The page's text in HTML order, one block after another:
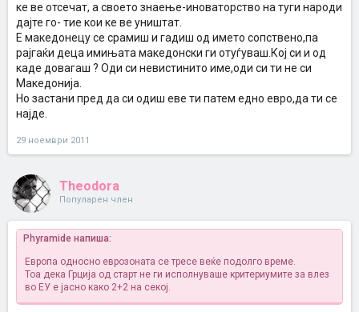
ке ве отсечат, а своето знаење-иноваторство на туги народи
дајте го- тие кои ке ве уништат.
Е македонецу се срамиш и гадиш од името сопствено,па
рајгаќи деца имињата македонски ги отуѓуваш.Кој си и од
каде довагаш ? Оди си невистинито име,оди си ти не си
Македонија.
Но застани пред да си одиш еве ти патем едно евро,да ти се
најде.
29 ноември 2011
Theodora
Популарен член
Phyramide напиша:
Европа односно еврозоната се тресе веќе подолго време.
Тоа дека Грција од старт не ги исполнуваше критериумите за влез
во ЕУ е јасно како 2+2 на секој.